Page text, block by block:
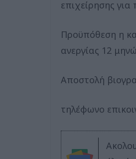
επιχείρησης
Προϋπόθεση η
ανεργίας 12
Αποστολή
τηλέφωνο